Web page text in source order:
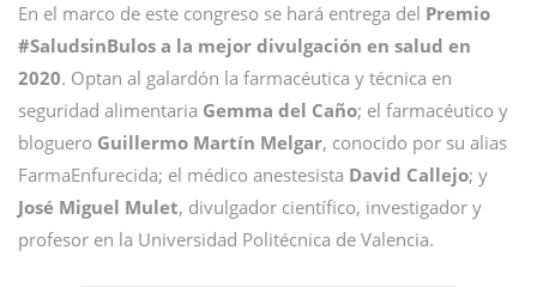
En el marco de este congreso se hará entrega del Premio
#SaludsinBulos a la mejor divulgación en salud en
2020. Optan al galardón la farmacéutica y técnica en
seguridad alimentaria Gemma del Caño; el farmacéutico y
bloguero Guillermo Martín Melgar, conocido por su alias
FarmaEnfurecida; el médico anestesista David Callejo; y
José Miguel Mulet, divulgador científico, investigador y
profesor en la Universidad Politécnica de Valencia.